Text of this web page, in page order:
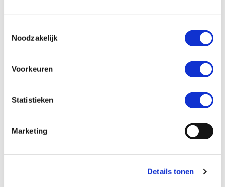
Noodzakelijk
Voorkeuren
Statistieken
Marketing
Details tonen
MotoPort Wormerveer
MotoPort Wormerveer